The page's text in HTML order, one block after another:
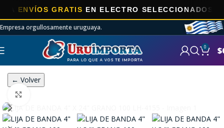
GRATISEN ELECTRO SELECCIONADOS!
Empresa orgullosamente uruguaya.
0 $
← Volver